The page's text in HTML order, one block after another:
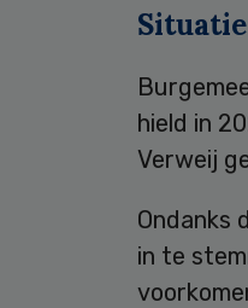
hield in
Verweij
Ondanks
in te